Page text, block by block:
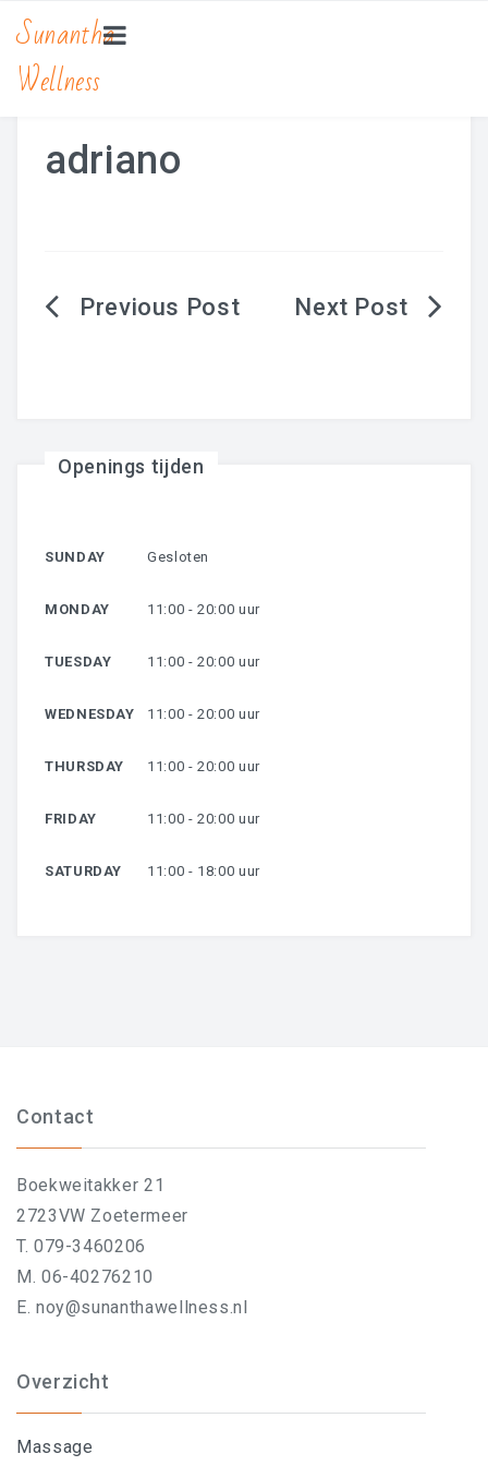
Sunantha
Wellness
BEAUTY
adriano
Berichtnavigatie
Openings tijden
SUNDAY Gesloten
MONDAY 11:00 - 20:00 uur
TUESDAY 11:00 - 20:00 uur
WEDNESDAY 11:00 - 20:00 uur
THURSDAY 11:00 - 20:00 uur
FRIDAY 11:00 - 20:00 uur
SATURDAY 11:00 - 18:00 uur
Contact
Boekweitakker 21
2723VW Zoetermeer
T. 079-3460206
M. 06-40276210
E. noy@sunanthawellness.nl
Overzicht
Massage